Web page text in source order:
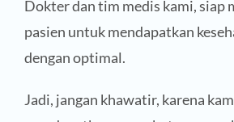
Dokter dan tim medis kami, siap
pasien untuk mendapatkan
dengan optimal.
Jadi, jangan khawatir, karena